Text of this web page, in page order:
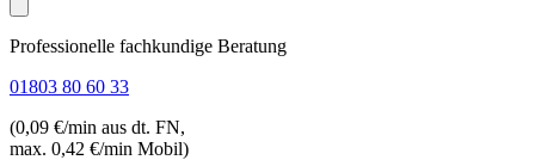
Professionelle fachkundige Beratung
01803 80 60 33
(0,09 €/min aus dt. FN,
max. 0,42 €/min Mobil)